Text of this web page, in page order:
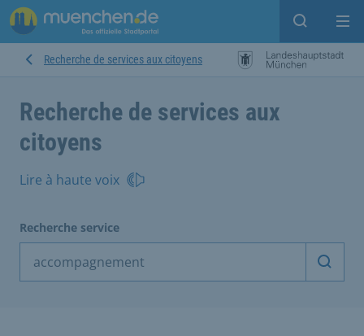
Open
Recherche de services aux citoyens
Recherche de services aux
citoyens
Lire à haute voix
Recherche service